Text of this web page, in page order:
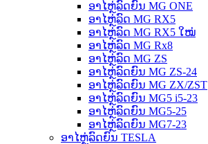
ອາໄຫຼ່ລົດຍົນ MG ONE
ອາໄຫຼ່ລົດ MG RX5
ອາໄຫຼ່ລົດ MG RX5 ໃໝ່
ອາໄຫຼ່ລົດ MG Rx8
ອາໄຫຼ່ລົດ MG ZS
ອາໄຫຼ່ລົດຍົນ MG ZS-24
ອາໄຫຼ່ລົດຍົນ MG ZX/ZST
ອາໄຫຼ່ລົດຍົນ MG5 i5-23
ອາໄຫຼ່ລົດຍົນ MG5-25
ອາໄຫຼ່ລົດຍົນ MG7-23
ອາໄຫຼ່ລົດຍົນ TESLA